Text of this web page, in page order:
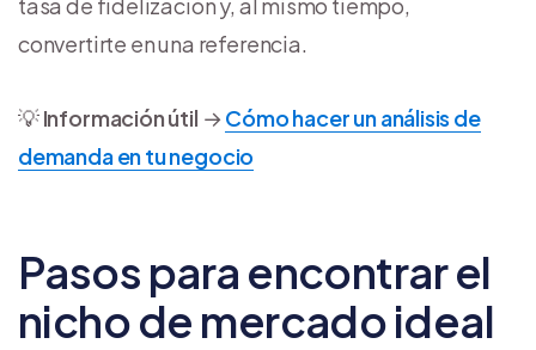
convertirte en una referencia.
💡Información útil →Cómo hacer un análisis de
demanda en tu negocio
Pasos para encontrar el
nicho de mercado ideal